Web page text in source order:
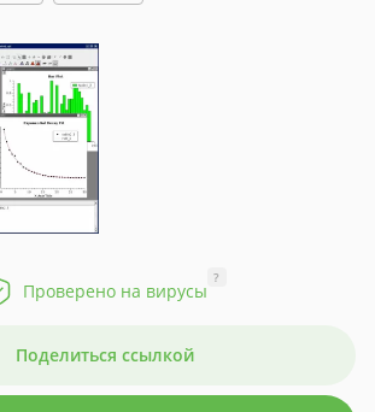
Проверено на вирусы
?
Поделиться ссылкой